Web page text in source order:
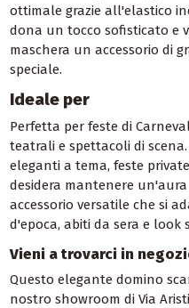
ottimale grazie all'elastico
dona un tocco sofisticato e
maschera un accessorio di
speciale.
Ideale per
Perfetta per feste di
teatrali e spettacoli di
eleganti a tema, feste
desidera mantenere
accessorio versatile che si
d'epoca, abiti da sera e look
Vieni a trovarci in
Questo elegante domino
nostro showroom di Via